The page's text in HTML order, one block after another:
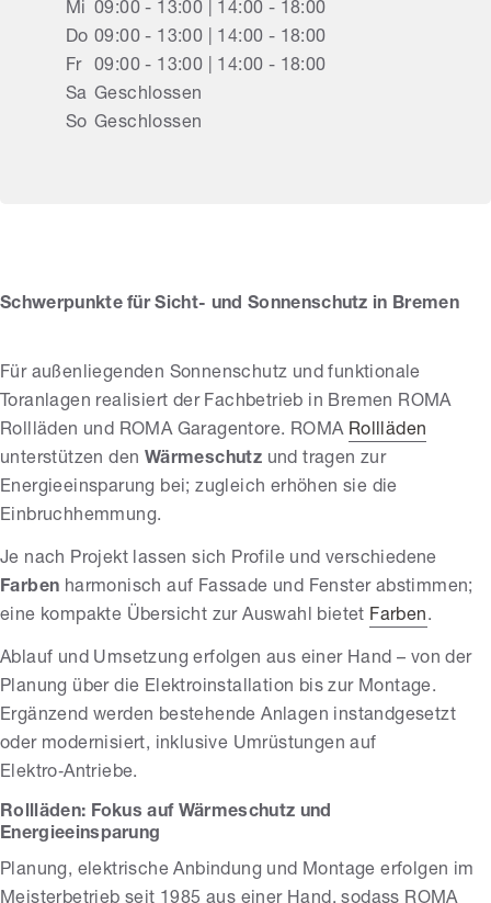
Mi 09:00 - 13:00 | 14:00 - 18:00
Do 09:00 - 13:00 | 14:00 - 18:00
Fr
09:00 - 13:00 | 14:00 - 18:00
Sa Geschlossen
So Geschlossen
Schwerpunkte für Sicht- und Sonnenschutz in Bremen
Für außenliegenden Sonnenschutz und funktionale
Toranlagen realisiert der Fachbetrieb in Bremen ROMA
Rollläden und ROMA Garagentore. ROMA Rollläden
unterstützen den Wärmeschutz und tragen zur
Energieeinsparung bei; zugleich erhöhen sie die
Einbruchhemmung.
Je nach Projekt lassen sich Profile und verschiedene
Farben harmonisch auf Fassade und Fenster abstimmen;
eine kompakte Übersicht zur Auswahl bietet Farben.
Ablauf und Umsetzung erfolgen aus einer Hand – von der
Planung über die Elektroinstallation bis zur Montage.
Ergänzend werden bestehende Anlagen instandgesetzt
oder modernisiert, inklusive Umrüstungen auf
Elektro‑Antriebe.
Rollläden: Fokus auf Wärmeschutz und
Energieeinsparung
Planung, elektrische Anbindung und Montage erfolgen im